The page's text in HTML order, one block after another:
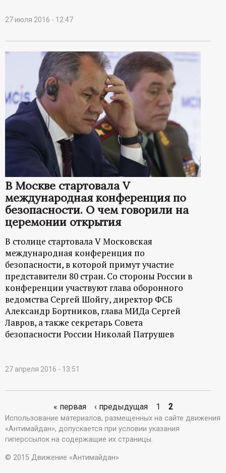
27 июля 2016 - 12:47
В Москве стартовала V
международная конференция по
безопасности. О чем говорили на
церемонии открытия
В столице стартовала V Московская
международная конференция по
безопасности, в которой примут участие
представители 80 стран. Со стороны России в
конференции участвуют глава оборонного
ведомства Сергей Шойгу, директор ФСБ
Александр Бортников, глава МИДа Сергей
Лавров, а также секретарь Совета
безопасности России Николай Патрушев
27 апреля 2016 - 13:51
С
т
р
« первая ‹ предыдущая 1 2
Использование материалов, размещенных на сайте движения
«Антимайдан», допускается при условии указания
гиперссылок на содержащие их страницы.
© 2015 Движение «Антимайдан»